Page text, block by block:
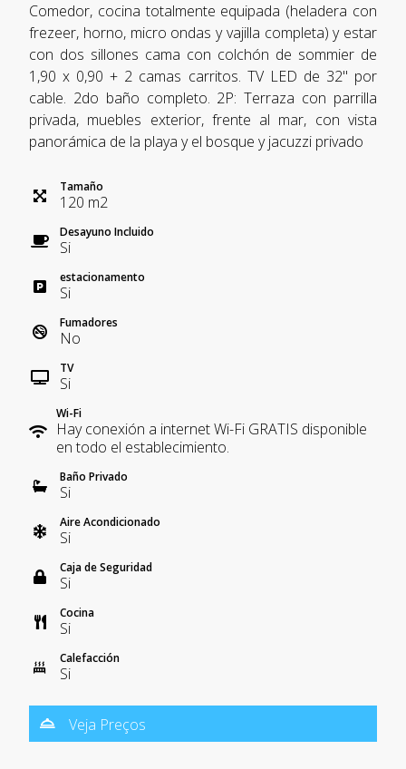
Comedor, cocina totalmente equipada (heladera con
frezeer, horno, micro ondas y vajilla completa) y estar
con dos sillones cama con colchón de sommier de
1,90 x 0,90 + 2 camas carritos. TV LED de 32" por
cable. 2do baño completo. 2P: Terraza con parrilla
privada, muebles exterior, frente al mar, con vista
panorámica de la playa y el bosque y jacuzzi privado
Tamaño
120 m2
Desayuno Incluido
Si
estacionamento
Si
Fumadores
No
TV
Si
Wi-Fi
Hay conexión a internet Wi-Fi GRATIS disponible
en todo el establecimiento.
Baño Privado
Si
Aire Acondicionado
Si
Caja de Seguridad
Si
Cocina
Si
Calefacción
Si
Veja Preços